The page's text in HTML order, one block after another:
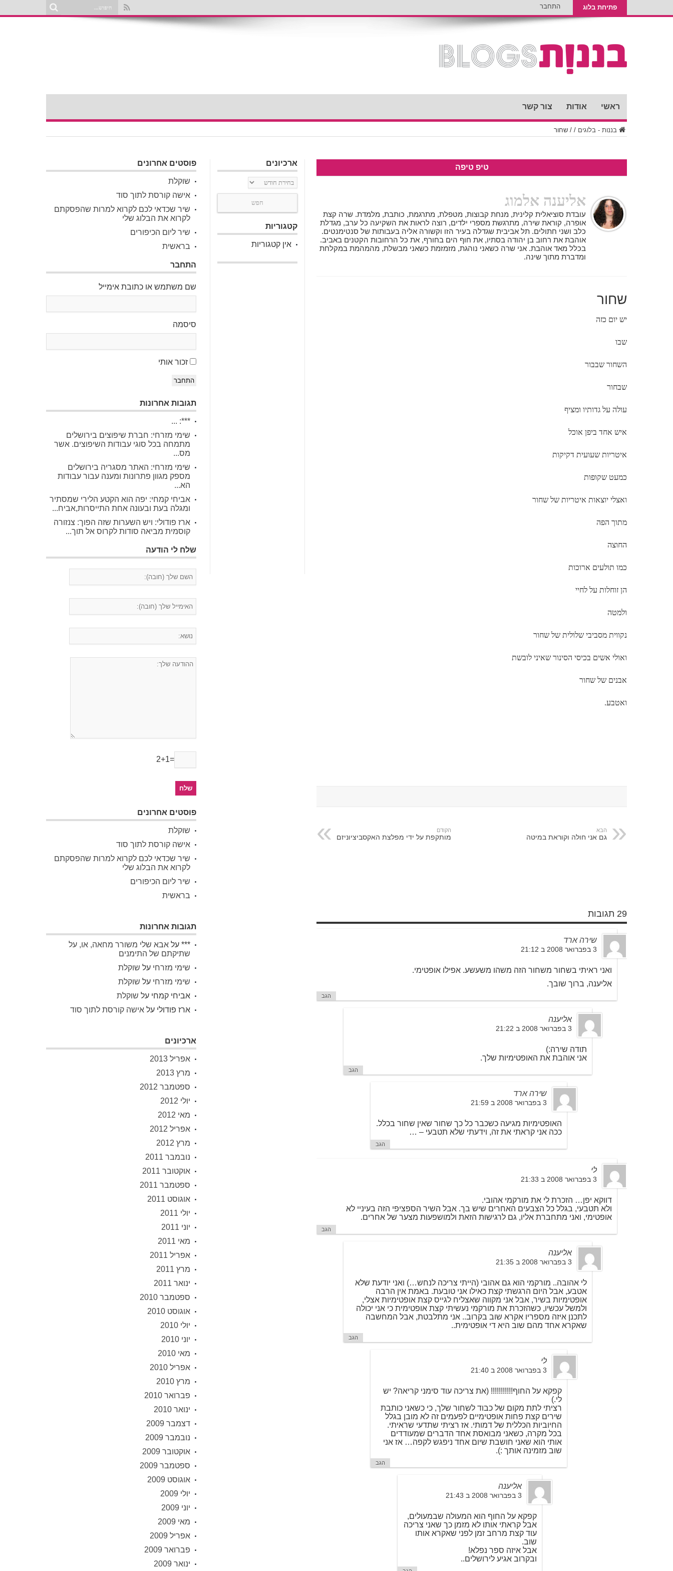
פתיחת בלוג התחבר
ראשי אודות צור קשר
בננות - בלוגים /
/ שחור
טיפ טיפה
אליענה אלמוג
עובדת סוציאלית קלינית, מנחת קבוצות, מטפלת, מתרגמת, כותבת, מלמדת. שרה קצת
אופרה, קוראת שירה, מתרגשת מספרי ילדים, רוצה לראות את השקיעה כל ערב, מגדלת
כלב ושני חתולים. תל אביבית שגדלה בעיר הזו וקשורה אליה בעבותות של סנטימנטים.
אוהבת את רחוב בן יהודה בסתיו, את חוף הים בחורף, את כל הרחובות הקטנים באביב.
בכלל מאד אוהבת. אני שרה כשאני נוהגת, מזמזמת כשאני מבשלת, מהמהמת במקלחת
ומדברת מתוך שינה.
שחור
יש יום כזה
שבו
השחור שבבור
שבחור
עולה על גדותיו ומציף
איש אחד ביפן אוכל
איטריות שעועית דקיקות
כמעט שקופות
ואצלי יוצאות איטריות של שחור
מתוך הפה
החוצה
כמו תולעים ארוכות
הן זוחלות על לחיי
ולמטה
נקווית מסביבי שלולית של שחור
ואולי אשים בכיסי הסינור שאיני לובשת
אבנים של שחור
ואטבע.
הקודם
מותקפת על ידי מפלצת האקסביציוניזם
הבא
גם אני חולה וקוראת במיטה
29 תגובות
שירה ארד
3 בפברואר 2008 ב 21:12
ואני ראיתי בשחור משחור הזה משהו משעשע. אפילו אופטימי.
אליענה, ברוך שובך.
הגב
אליענה
3 בפברואר 2008 ב 21:22
תודה שירה:)
אני אוהבת את האופטימיות שלך.
הגב
שירה ארד
3 בפברואר 2008 ב 21:59
האופטימיות מגיעה כשכבר כל כך שחור שאין שחור בכלל.
ככה אני קראתי את זה, וידעתי שלא תטבעי – …
הגב
לי
3 בפברואר 2008 ב 21:33
דווקא יפן… הזכרת לי את מורקמי אהובי.
ולא תטבעי, בגלל כל הצבעים האחרים שיש בך. אבל השיר הספציפי הזה בעיניי לא
אופטימי, ואני מתחברת אליו, גם לרגישות הזאת ולמושפעות מצער של אחרים.
הגב
אליענה
3 בפברואר 2008 ב 21:35
לי אהובה.. מורקמי הוא גם אהובי (הייתי צריכה לנחש…) ואני יודעת שלא
אטבע, אבל היום הרגשתי קצת כאילו אני טובעת. באמת אין הרבה
אופטימיות בשיר, אבל אני מקווה שאצליח לגייס קצת אופטימיות אצלי,
ולמשל עכשיו, כשהזכרת את מורקמי נעשיתי קצת אופטימית כי אני יכולה
לתכנן איזה מספריו אקרא שוב בקרוב.. אני מתלבטת, אבל המחשבה
שאקרא אחד מהם שוב היא די אופטימית..
הגב
לי
3 בפברואר 2008 ב 21:40
קפקא על החוף!!!!!!!!!!! (את צריכה עוד סימני קריאה? יש
לי.)
רציתי לתת מקום של כבוד לשחור שלך, כי כשאני כותבת
שירים קצת פחות אופטימיים לפעמים זה לא מובן בגלל
החיוביות הכללית של דמותי. אז רציתי שתדעי שראיתי.
בכל מקרה, כשאני מבואסת אחד הדברים שמעודדים
אותי הוא שאני חושבת שיום אחד ניפגש לקפה… אז אני
שוב מזמינה אותך :).
הגב
אליענה
3 בפברואר 2008 ב 21:43
קפקא על החוף הוא המעולה שבמעולים,
אבל קראתי אותו לא מזמן כך שאני צריכה
עוד קצת מרחב זמן לפני שאקרא אותו
שוב.
אבל איזה ספר נפלא!
ובקרוב אגיע לירושלים..
ארכיונים
ארכיונים
קטגוריות
אין קטגוריות
פוסטים אחרונים
שוקלת
אישה קורסת לתוך סוד
שיר שכדאי לכם לקרוא למרות שהפסקתם
לקרוא את הבלוג שלי
שיר ליום הכיפורים
בראשית
התחבר
שם משתמש או כתובת אימייל
סיסמה
זכור אותי
התחבר
תגובות אחרונות
***: ...
שימי מזרחי: חברת שיפוצים בירושלים
מתמחה בכל סוגי עבודות השיפוצים. אשר
מס...
שימי מזרחי: האתר מסגריה בירושלים
מספק מגוון פתרונות ומענה עבור עבודות
הא...
אביחי קמחי: יפה הוא הקטע הלירי שמסתיר
ומגלה בעת ובעונה אחת התייסרות,אביח...
ארז פודולי: ויש השערות שזה הפוך: צנזורה
קוסמית מביאה סודות לקרוס אל תוך...
שלח לי הודעה
2+1=
פוסטים אחרונים
שוקלת
אישה קורסת לתוך סוד
שיר שכדאי לכם לקרוא למרות שהפסקתם
לקרוא את הבלוג שלי
שיר ליום הכיפורים
בראשית
תגובות אחרונות
*** על אבא שלי משורר מחאה, או, על
שתיקתם של התימנים
שימי מזרחי על שוקלת
שימי מזרחי על שוקלת
אביחי קמחי על שוקלת
ארז פודולי על אישה קורסת לתוך סוד
ארכיונים
אפריל 2013
מרץ 2013
ספטמבר 2012
יולי 2012
מאי 2012
אפריל 2012
מרץ 2012
נובמבר 2011
אוקטובר 2011
ספטמבר 2011
אוגוסט 2011
יולי 2011
יוני 2011
מאי 2011
אפריל 2011
מרץ 2011
ינואר 2011
ספטמבר 2010
אוגוסט 2010
יולי 2010
יוני 2010
מאי 2010
אפריל 2010
מרץ 2010
פברואר 2010
ינואר 2010
דצמבר 2009
נובמבר 2009
אוקטובר 2009
ספטמבר 2009
אוגוסט 2009
יולי 2009
יוני 2009
מאי 2009
אפריל 2009
פברואר 2009
ינואר 2009